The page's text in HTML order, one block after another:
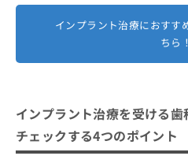
メンテナンスとアフター
注意すべき点やリスク
3．歯科医師による診
4．治療計画の提案と同意
5．手術・治療の開始と
まとめ：岡崎市で評
すすめの歯科クリニ
インプラント治療におすす
ちら！
インプラント治療を受ける
チェックする4つのポイント